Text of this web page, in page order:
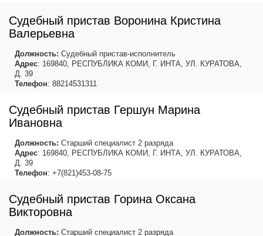
Судебный пристав Воронина Кристина
Валерьевна
Должность: Судебный пристав-исполнитель
Адрес: 169840, РЕСПУБЛИКА КОМИ, Г. ИНТА, УЛ. КУРАТОВА,
Д. 39
Телефон: 88214531311
Судебный пристав Гершун Марина
Ивановна
Должность: Старший специалист 2 разряда
Адрес: 169840, РЕСПУБЛИКА КОМИ, Г. ИНТА, УЛ. КУРАТОВА,
Д. 39
Телефон: +7(821)453-08-75
Судебный пристав Горина Оксана
Викторовна
Должность: Старший специалист 2 разряда